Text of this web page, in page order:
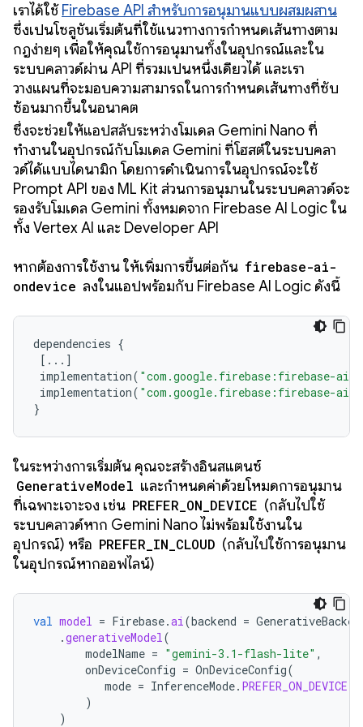
เราได้ใช้Firebase API สำหรับการอนุมานแบบผสมผสาน
ซึ่งเป็นโซลูชันเริ่มต้นที่ใช้แนวทางการกำหนดเส้นทางตาม
กฎง่ายๆ เพื่อให้คุณใช้การอนุมานทั้งในอุปกรณ์และใน
ระบบคลาวด์ผ่าน API ที่รวมเป็นหนึ่งเดียวได้ และเรา
วางแผนที่จะมอบความสามารถในการกำหนดเส้นทางที่ซับ
ซ้อนมากขึ้นในอนาคต
ซึ่งจะช่วยให้แอปสลับระหว่างโมเดล Gemini Nano ที่
ทำงานในอุปกรณ์กับโมเดล Gemini ที่โฮสต์ในระบบคลา
วด์ได้แบบไดนามิก โดยการดำเนินการในอุปกรณ์จะใช้
Prompt API ของ ML Kit ส่วนการอนุมานในระบบคลาวด์จะ
รองรับโมเดล Gemini ทั้งหมดจาก Firebase AI Logic ใน
ทั้ง Vertex AI และ Developer API
หากต้องการใช้งาน ให้เพิ่มการขึ้นต่อกัน firebase-ai-
ondevice ลงในแอปพร้อมกับ Firebase AI Logic ดังนี้
dependencies {
[ ... ]
implementation( "com.google.firebase:firebase-
implementation( "com.google.firebase:firebase-ai-
}
ในระหว่างการเริ่มต้น คุณจะสร้างอินสแตนซ์
GenerativeModel และกำหนดค่าด้วยโหมดการอนุมาน
ที่เฉพาะเจาะจง เช่น PREFER_ON_DEVICE (กลับไปใช้
ระบบคลาวด์หาก Gemini Nano ไม่พร้อมใช้งานใน
อุปกรณ์) หรือ PREFER_IN_CLOUD (กลับไปใช้การอนุมาน
ในอุปกรณ์หากออฟไลน์)
val model = Firebase.ai (backend =
.generativeModel (
modelName = "gemini-3.1-flash-lite" ,
onDeviceConfig = OnDeviceConfig(
mode = InferenceMode. PREFER_ON_DEVICE
)
)